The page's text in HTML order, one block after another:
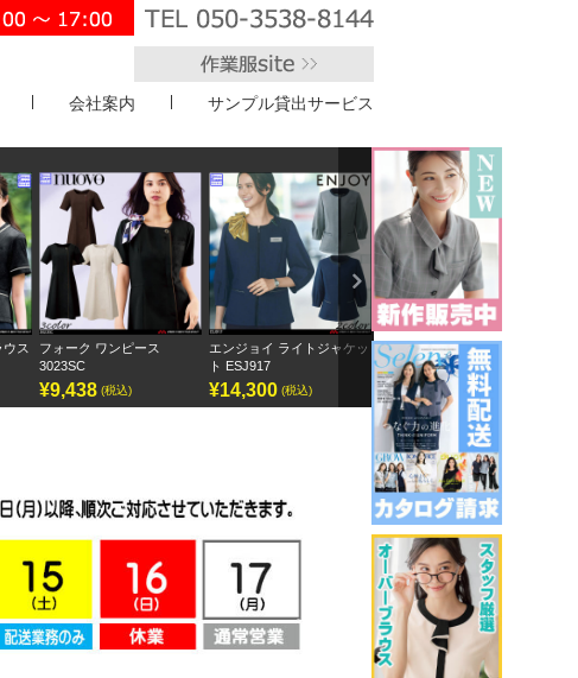
会社案内 サンプル貸出サービス
フォーク ワンピース
3023SC
¥9,438 (税込)
エンジョイ ライトジャケッ
ト ESJ917
¥14,300 (税込)
ボンオフィス キュロット
AC3217
¥9,295 (税込)
Next